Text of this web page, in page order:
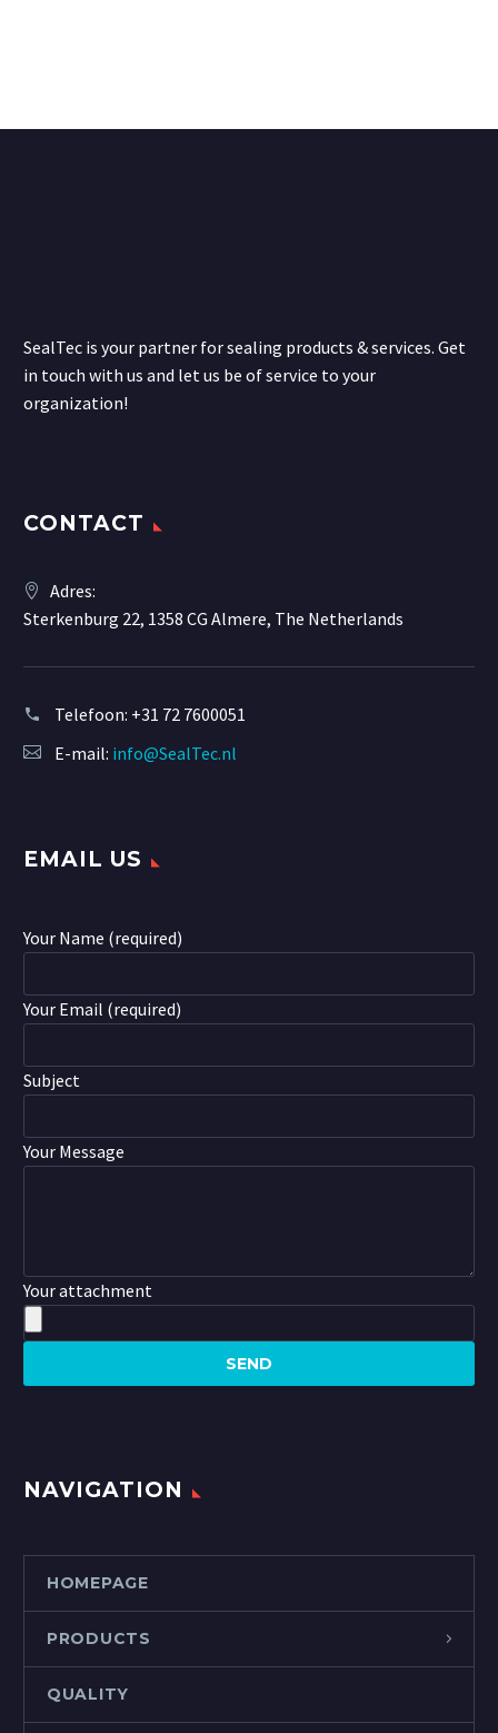
SealTec is your partner for sealing products & services. Get
in touch with us and let us be of service to your
organization!
CONTACT
Adres:
Sterkenburg 22, 1358 CG Almere, The Netherlands
Telefoon: +31 72 7600051
E-mail: info@SealTec.nl
EMAIL US
Your Name (required)
Your Email (required)
Subject
Your Message
Your attachment
NAVIGATION
HOMEPAGE
PRODUCTS
QUALITY